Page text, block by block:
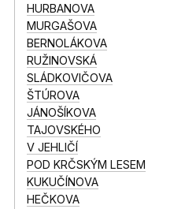
HURBANOVA
MURGAŠOVA
BERNOLÁKOVA
RUŽINOVSKÁ
SLÁDKOVIČOVA
ŠTÚROVA
JÁNOŠÍKOVA
TAJOVSKÉHO
V JEHLIČÍ
POD KRČSKÝM LESEM
KUKUČÍNOVA
HEČKOVA